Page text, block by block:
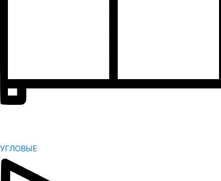
УГЛОВЫЕ